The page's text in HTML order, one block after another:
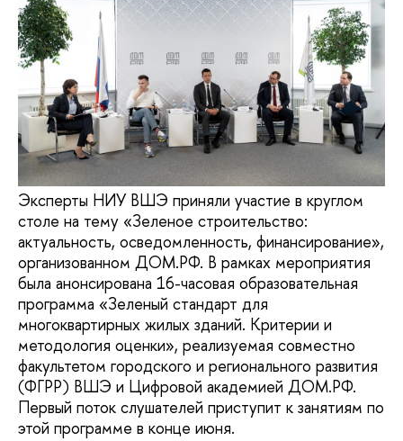
Эксперты НИУ ВШЭ приняли участие в круглом
столе на тему «Зеленое строительство:
актуальность, осведомленность, финансирование»,
организованном ДОМ.РФ. В рамках мероприятия
была анонсирована 16-часовая образовательная
программа «Зеленый стандарт для
многоквартирных жилых зданий. Критерии и
методология оценки», реализуемая совместно
факультетом городского и регионального развития
(ФГРР) ВШЭ и Цифровой академией ДОМ.РФ.
Первый поток слушателей приступит к занятиям по
этой программе в конце июня.